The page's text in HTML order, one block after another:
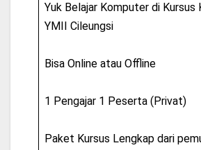
Yuk Belajar Komputer di Kursus
YMII Cileungsi
Bisa Online atau Offline
1 Pengajar 1 Peserta (Privat)
Paket Kursus Lengkap dari